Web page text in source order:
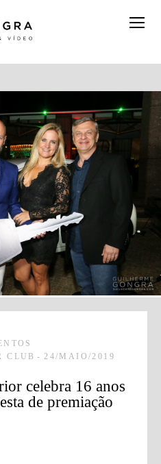
CLUB
24/MAIO/2019
celebra 16 anos
de premiação